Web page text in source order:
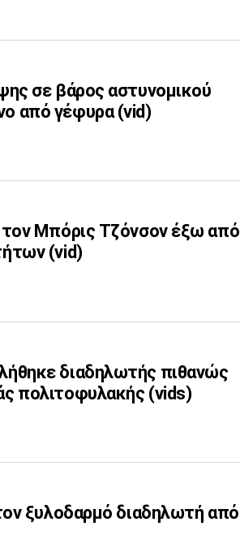
σε βάρος αστυνομικού
από γέφυρα (vid)
τον Μπόρις Τζόνσον έξω από
(vid)
διαδηλωτής πιθανώς
πολιτοφυλακής (vids)
ξυλοδαρμό διαδηλωτή από